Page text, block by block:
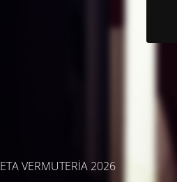
VERMUTERÍA 2026